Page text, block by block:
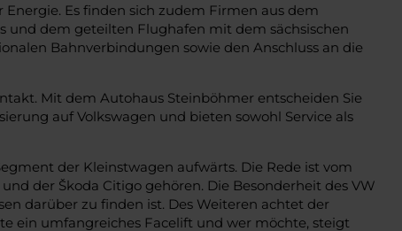
Es finden sich zudem Firmen aus dem
und dem geteilten Flughafen mit dem sächsischen
Bahnverbindungen sowie den Anschluss an die
Mit dem Autohaus Steinböhmer entscheiden Sie
auf Volkswagen und bieten sowohl Service als
der Kleinstwagen aufwärts. Die Rede ist vom
der Škoda Citigo gehören. Die Besonderheit des VW
darüber zu finden ist. Des Weiteren achtet der
ein umfangreiches Facelift und wer möchte, steigt